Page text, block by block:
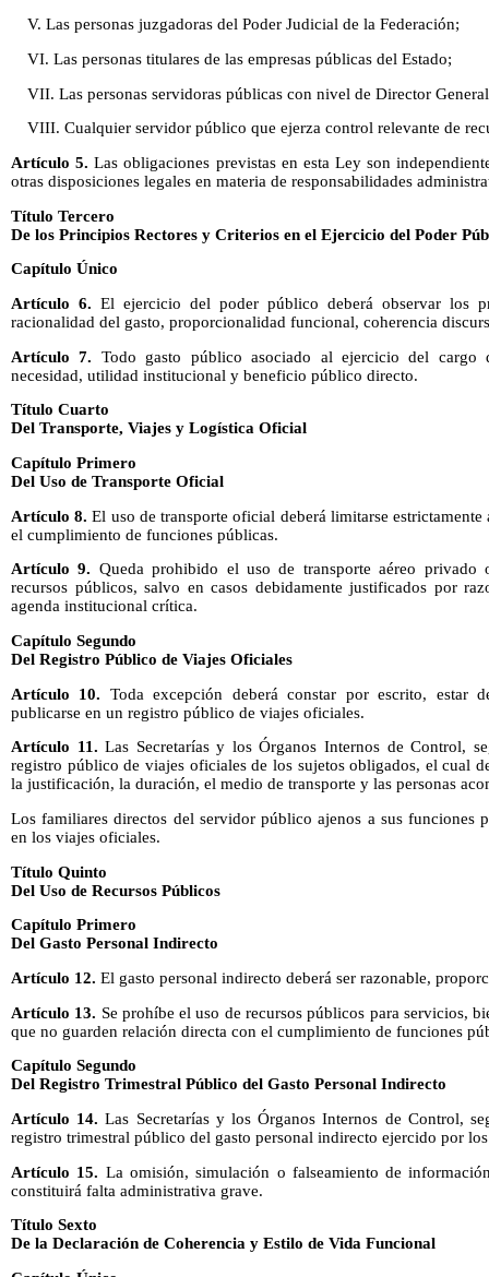
V. Las personas juzgadoras del Poder Judicial de la Federación;
VI. Las personas titulares de las empresas públicas del Estado;
VII. Las personas servidoras públicas con nivel de Director
VIII. Cualquier servidor público que ejerza control relevante de
Artículo 5. Las obligaciones previstas en esta Ley son
otras disposiciones legales en materia de responsabilidades
Título Tercero
De los Principios Rectores y Criterios en el Ejercicio del Poder
Capítulo Único
Artículo 6. El ejercicio del poder público deberá observar los
racionalidad del gasto, proporcionalidad funcional, coherencia
Artículo 7. Todo gasto público asociado al ejercicio del cargo
necesidad, utilidad institucional y beneficio público directo.
Título Cuarto
Del Transporte, Viajes y Logística Oficial
Capítulo Primero
Del Uso de Transporte Oficial
Artículo 8. El uso de transporte oficial deberá limitarse estrictamente
el cumplimiento de funciones públicas.
Artículo 9. Queda prohibido el uso de transporte aéreo privado
recursos públicos, salvo en casos debidamente justificados por
agenda institucional crítica.
Capítulo Segundo
Del Registro Público de Viajes Oficiales
Artículo 10. Toda excepción deberá constar por escrito, estar
publicarse en un registro público de viajes oficiales.
Artículo 11. Las Secretarías y los Órganos Internos de Control,
registro público de viajes oficiales de los sujetos obligados, el cual
la justificación, la duración, el medio de transporte y las personas
Los familiares directos del servidor público ajenos a sus funciones
en los viajes oficiales.
Título Quinto
Del Uso de Recursos Públicos
Capítulo Primero
Del Gasto Personal Indirecto
Artículo 12. El gasto personal indirecto deberá ser razonable,
Artículo 13. Se prohíbe el uso de recursos públicos para servicios,
que no guarden relación directa con el cumplimiento de funciones
Capítulo Segundo
Del Registro Trimestral Público del Gasto Personal Indirecto
Artículo 14. Las Secretarías y los Órganos Internos de Control,
registro trimestral público del gasto personal indirecto ejercido por
Artículo 15. La omisión, simulación o falseamiento de
constituirá falta administrativa grave.
Título Sexto
De la Declaración de Coherencia y Estilo de Vida Funcional